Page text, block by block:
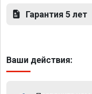
Гарантия 5 лет
Ваши действия: